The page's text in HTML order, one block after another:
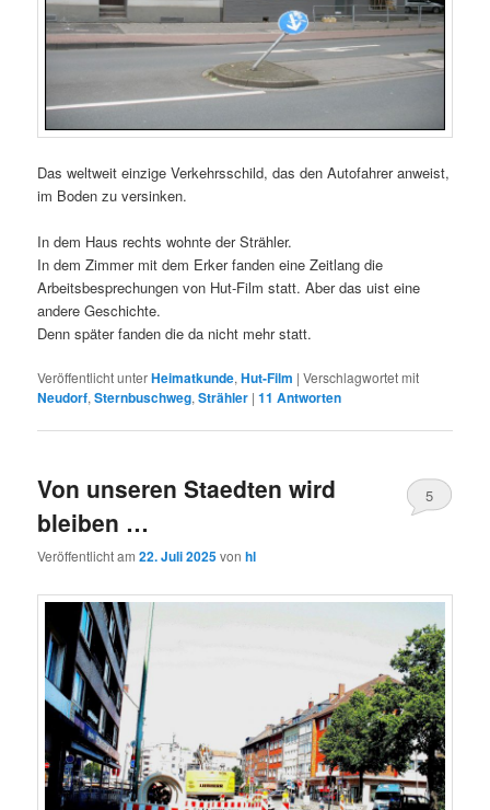
Das weltweit einzige Verkehrsschild, das den Autofahrer anweist,
im Boden zu versinken.
In dem Haus rechts wohnte der Strähler.
In dem Zimmer mit dem Erker fanden eine Zeitlang die
Arbeitsbesprechungen von Hut-Film statt. Aber das uist eine
andere Geschichte.
Denn später fanden die da nicht mehr statt.
Veröffentlicht unterHeimatkunde,Hut-Film |Verschlagwortet mit
Neudorf,Sternbuschweg,Strähler |11 Antworten
Von unseren Staedten wird
bleiben …
Veröffentlicht am22. Juli 2025vonhl
5